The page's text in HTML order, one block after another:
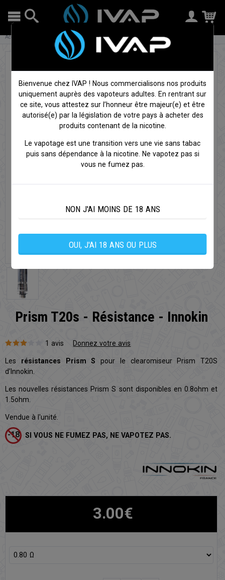
Accueil Cigarettes électroniques Résistances Prism T20s - Résistance - Innokin
Prism T20s - Résistance - Innokin
1 avis Donnez votre avis
Les résistances Prism S pour le clearomiseur Prism T20S
d’Innokin.
Les nouvelles résistances Prism S sont disponibles en 0.8ohm et
1.5ohm.
Vendue à l'unité.
SI VOUS NE FUMEZ PAS, NE VAPOTEZ PAS.
3.00€
Bienvenue chez IVAP ! Nous commercialisons nos produits
uniquement auprès des vapoteurs adultes. En rentrant sur
ce site, vous attestez sur l’honneur être majeur(e) et être
autorisé(e) par la législation de votre pays à acheter des
produits contenant de la nicotine.
Le vapotage est une transition vers une vie sans tabac
puis sans dépendance à la nicotine. Ne vapotez pas si
vous ne fumez pas.
NON J'AI MOINS DE 18 ANS
OUI, J'AI 18 ANS OU PLUS